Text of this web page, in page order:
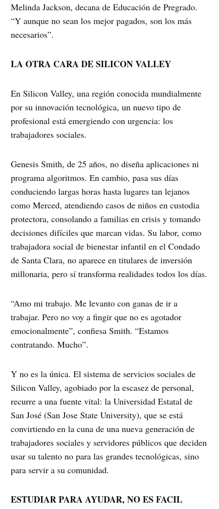
Melinda Jackson, decana de Educación de Pregrado.
“Y aunque no sean los mejor pagados, son los más
necesarios”.
LA OTRA CARA DE SILICON VALLEY
En Silicon Valley, una región conocida mundialmente
por su innovación tecnológica, un nuevo tipo de
profesional está emergiendo con urgencia: los
trabajadores sociales.
Genesis Smith, de 25 años, no diseña aplicaciones ni
programa algoritmos. En cambio, pasa sus días
conduciendo largas horas hasta lugares tan lejanos
como Merced, atendiendo casos de niños en custodia
protectora, consolando a familias en crisis y tomando
decisiones difíciles que marcan vidas. Su labor, como
trabajadora social de bienestar infantil en el Condado
de Santa Clara, no aparece en titulares de inversión
millonaria, pero sí transforma realidades todos los días.
“Amo mi trabajo. Me levanto con ganas de ir a
trabajar. Pero no voy a fingir que no es agotador
emocionalmente”, confiesa Smith. “Estamos
contratando. Mucho”.
Y no es la única. El sistema de servicios sociales de
Silicon Valley, agobiado por la escasez de personal,
recurre a una fuente vital: la Universidad Estatal de
San José (San Jose State University), que se está
convirtiendo en la cuna de una nueva generación de
trabajadores sociales y servidores públicos que deciden
usar su talento no para las grandes tecnológicas, sino
para servir a su comunidad.
ESTUDIAR PARA AYUDAR, NO ES FACIL